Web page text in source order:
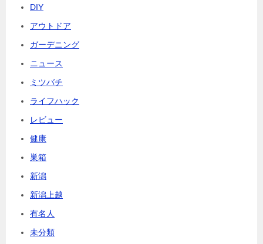
DIY
アウトドア
ガーデニング
ニュース
ミツバチ
ライフハック
レビュー
健康
巣箱
新潟
新潟上越
有名人
未分類